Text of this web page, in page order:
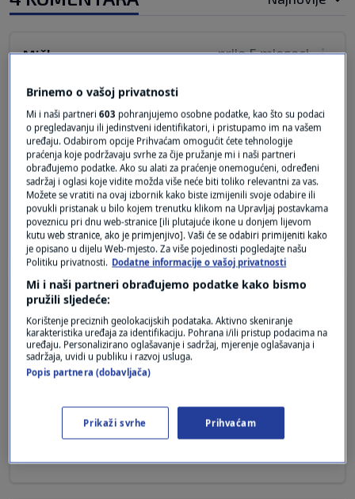
prije 5 mjeseci
Miško
Čemu novinski napisi i komentari kad sve ostaje
isto nema promjena ko je bio u titinoj partiji
radio je šta je htio bez posljedica i onda zna se
došla franjina partija i nastavila sa istom
praksom tako da pišite ko iz te partije radi
pošteno i po zakonu to je zanimljivija vijest
Odgovor
Ana Marija
A kad je to Bačić rekao istinu ? Nikad nije priznao
ni nosenje crnih torbi punih love za Sanadera ,
iako su te snimke bile na svim tv programima ,
njegove posra... gaće 😂😂😂
Brinemo o vašoj privatnosti
Mi i naši partneri603 pohranjujemo osobne podatke, kao što su podaci
o pregledavanju ili jedinstveni identifikatori, i pristupamo im na vašem
uređaju. Odabirom opcije Prihvaćam omogućit ćete tehnologije
praćenja koje podržavaju svrhe za čije pružanje mi i naši partneri
obrađujemo podatke. Ako su alati za praćenje onemogućeni, određeni
sadržaj i oglasi koje vidite možda više neće biti toliko relevantni za vas.
Možete se vratiti na ovaj izbornik kako biste izmijenili svoje odabire ili
povukli pristanak u bilo kojem trenutku klikom na Upravljaj postavkama
poveznicu pri dnu web-stranice [ili plutajuće ikone u donjem lijevom
kutu web stranice, ako je primjenjivo]. Vaši će se odabiri primijeniti kako
je opisano u dijelu Web-mjesto. Za više pojedinosti pogledajte našu
Politiku privatnosti. Dodatne informacije o vašoj privatnosti
Mi i naši partneri obrađujemo podatke kako bismo
pružili sljedeće:
Korištenje preciznih geolokacijskih podataka. Aktivno skeniranje
karakteristika uređaja za identifikaciju. Pohrana i/ili pristup podacima na
uređaju. Personalizirano oglašavanje i sadržaj, mjerenje oglašavanja i
sadržaja, uvidi u publiku i razvoj usluga.
Popis partnera (dobavljača)
Prikaži svrhe Prihvaćam